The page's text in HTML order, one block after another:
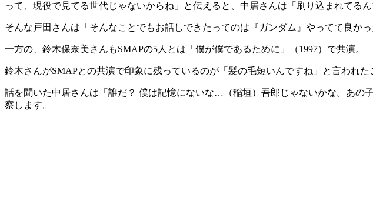
って、現役で見てる世代じゃないからね」と伝えると、中居さんは「刷り込まれてる
そんな戸田さんは「そんなことでもお話しできたってのは『ガンダム』やってて良か
一方の、鈴木保奈美さんもSMAPの5人とは「僕が僕であるために」（1997）で共演。
鈴木さんがSMAPとの共演で印象に残っているのが「髪の毛短いんですね」と言われ
話を聞いた中居さんは「誰だ？ 僕は記憶にないな…（稲垣）吾郎じゃないかな。あの
察します。